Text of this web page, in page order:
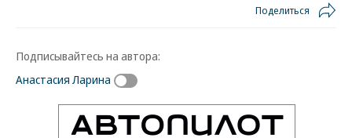
Поделиться
Подписывайтесь на автора:
Анастасия Ларина